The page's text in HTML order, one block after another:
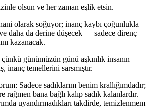
olsun ve her zaman eşlik etsin.
olarak soğuyor; inanç kaybı çoğunlukla
daha da derine düşecek — sadece direnç
kazanacak.
günümüzün günü aşkınlık insanın
inanç temellerini sarsmıştır.
Sadece sadıklarım benim krallığımdadır;
rağmen bana bağlı kalıp sadık kalanlardır.
uyandırmadıkları takdirde, temizlenmem